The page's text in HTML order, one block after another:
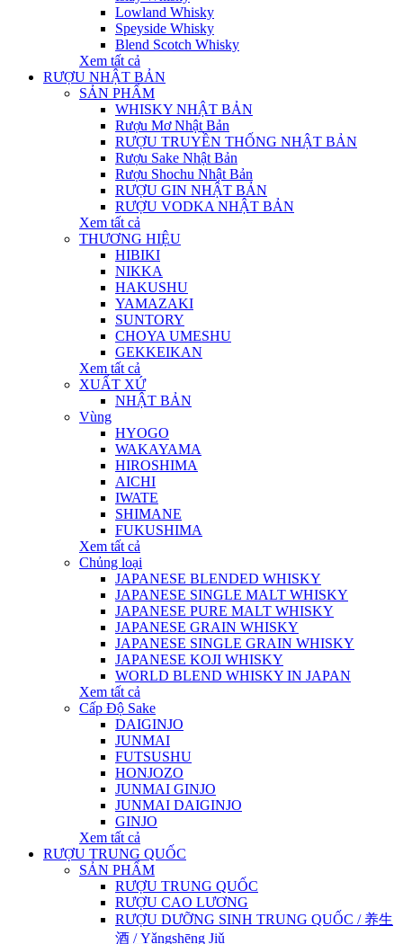
Lowland Whisky
Speyside Whisky
Blend Scotch Whisky
Xem tất cả
RƯỢU NHẬT BẢN
SẢN PHẨM
WHISKY NHẬT BẢN
Rượu Mơ Nhật Bản
RƯỢU TRUYỀN THỐNG NHẬT BẢN
Rượu Sake Nhật Bản
Rượu Shochu Nhật Bản
RƯỢU GIN NHẬT BẢN
RƯỢU VODKA NHẬT BẢN
Xem tất cả
THƯƠNG HIỆU
HIBIKI
NIKKA
HAKUSHU
YAMAZAKI
SUNTORY
CHOYA UMESHU
GEKKEIKAN
Xem tất cả
XUẤT XỨ
NHẬT BẢN
Vùng
HYOGO
WAKAYAMA
HIROSHIMA
AICHI
IWATE
SHIMANE
FUKUSHIMA
Xem tất cả
Chủng loại
JAPANESE BLENDED WHISKY
JAPANESE SINGLE MALT WHISKY
JAPANESE PURE MALT WHISKY
JAPANESE GRAIN WHISKY
JAPANESE SINGLE GRAIN WHISKY
JAPANESE KOJI WHISKY
WORLD BLEND WHISKY IN JAPAN
Xem tất cả
Cấp Độ Sake
DAIGINJO
JUNMAI
FUTSUSHU
HONJOZO
JUNMAI GINJO
JUNMAI DAIGINJO
GINJO
Xem tất cả
RƯỢU TRUNG QUỐC
SẢN PHẨM
RƯỢU TRUNG QUỐC
RƯỢU CAO LƯƠNG
RƯỢU DƯỠNG SINH TRUNG QUỐC / 养生
酒 / Yǎngshēng Jiǔ